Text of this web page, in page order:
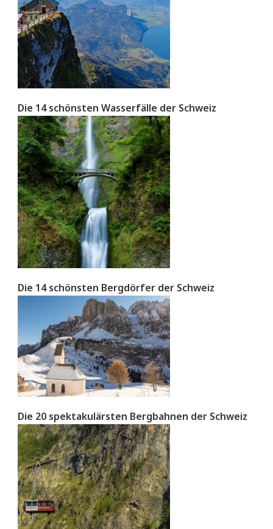
Die 14 schönsten Wasserfälle der Schweiz
Die 14 schönsten Bergdörfer der Schweiz
Die 20 spektakulärsten Bergbahnen der Schweiz